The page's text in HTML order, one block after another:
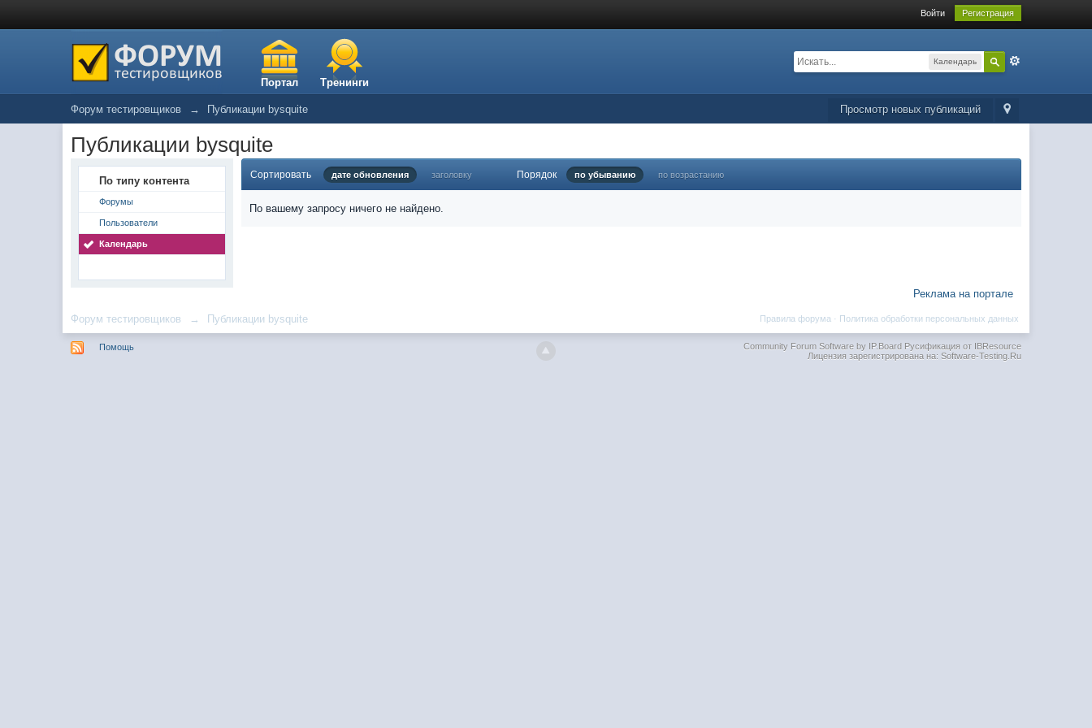
Войти Регистрация
Портал Тренинги
Календарь
Просмотр новых публикаций
Форум тестировщиков → Публикации bysquite
Публикации bysquite
По типу контента
Форумы
Пользователи
Календарь
Сортировать дате обновления заголовку Порядок по убыванию по возрастанию
По вашему запросу ничего не найдено.
Реклама на портале
Форум тестировщиков → Публикации bysquite Политика обработки персональных данных
Правила форума ·
Помощь Community Forum Software by IP.BoardРусификация от IBResource
Лицензия зарегистрирована на: Software-Testing.Ru